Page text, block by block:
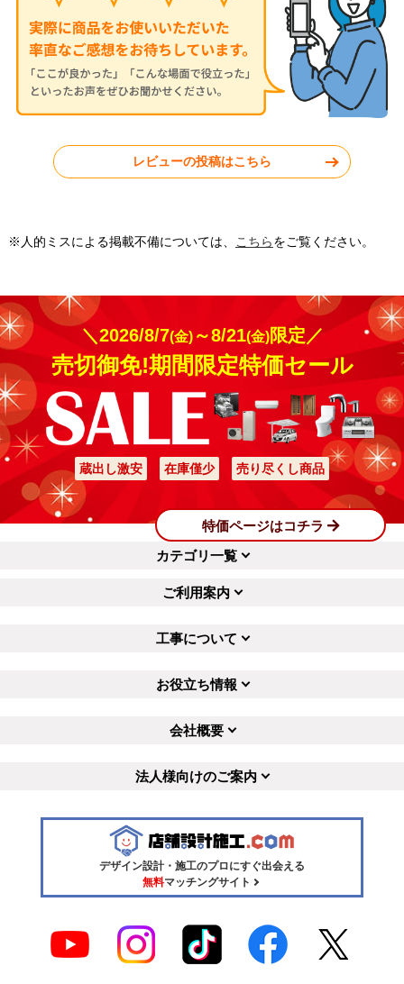
神奈川県秦野市 東京都小平市
工事実績をもっと見る
レビューの投稿はこちら
※人的ミスによる掲載不備については、 こちらをご覧ください。
＼2026/8/7(金)～8/21(金)限定／
売切御免!期間限定特価セール
蔵出し激安 在庫僅少 売り尽くし商品
特価ページはコチラ
カテゴリ一覧
ご利用案内
工事について
お役立ち情報
会社概要
法人様向けのご案内
デザイン設計・施工のプロにすぐ出会える
無料マッチングサイト